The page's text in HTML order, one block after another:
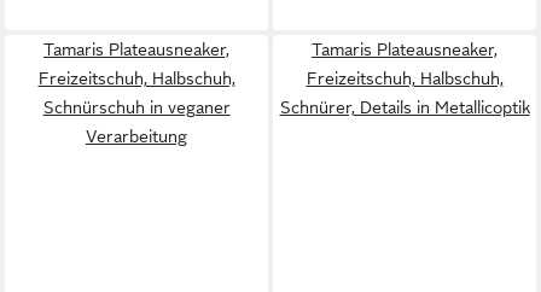
Tamaris Plateausneaker,
Freizeitschuh, Halbschuh,
Schnürschuh in veganer
Verarbeitung
Tamaris Plateausneaker,
Freizeitschuh, Halbschuh,
Schnürer, Details in Metallicoptik